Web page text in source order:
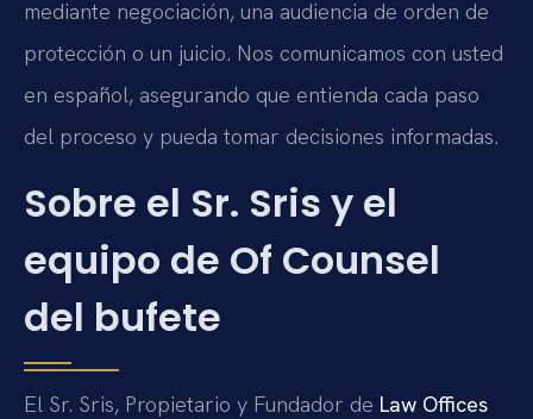
mediante negociación, una audiencia de orden de
protección o un juicio. Nos comunicamos con usted
en español, asegurando que entienda cada paso
del proceso y pueda tomar decisiones informadas.
Sobre el Sr. Sris y el
equipo de Of Counsel
del bufete
El Sr. Sris, Propietario y Fundador de Law Offices